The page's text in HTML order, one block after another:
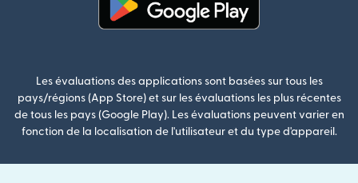
Les évaluations des applications sont basées sur tous les
pays/régions (App Store) et sur les évaluations les plus récentes
de tous les pays (Google Play). Les évaluations peuvent varier en
fonction de la localisation de l'utilisateur et du type d'appareil.